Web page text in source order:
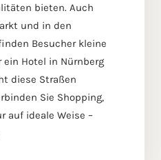
bieten. Auch
und in den
Besucher kleine
ein Hotel in Nürnberg
diese Straßen
Sie Shopping,
auf ideale Weise –